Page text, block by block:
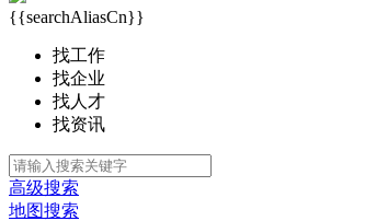
{{searchAliasCn}}
找工作
找企业
找人才
找资讯
高级搜索
地图搜索